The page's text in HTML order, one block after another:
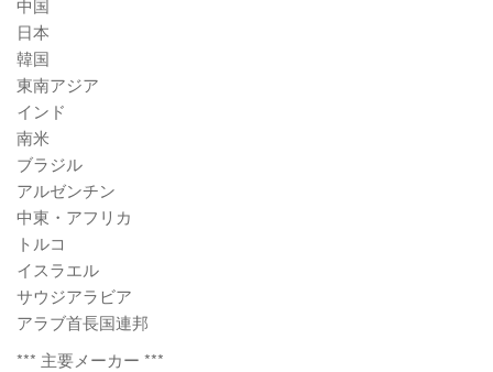
中国
日本
韓国
東南アジア
インド
南米
ブラジル
アルゼンチン
中東・アフリカ
トルコ
イスラエル
サウジアラビア
アラブ首長国連邦
*** 主要メーカー ***